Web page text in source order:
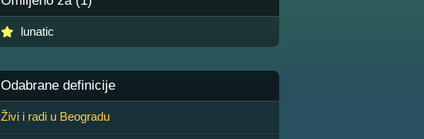
lunatic
Odabrane definicije
Živi i radi u Beogradu